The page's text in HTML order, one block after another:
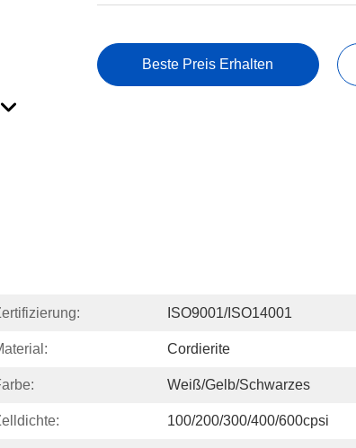
Beste Preis Erhalten
ISO9001/ISO14001
Cordierite
Weiß/Gelb/Schwarzes
100/200/300/400/600cpsi